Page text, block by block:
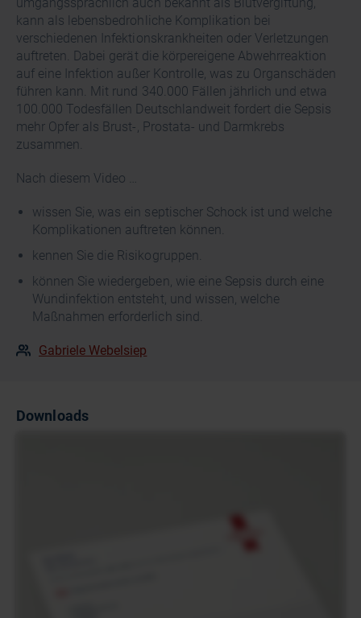
kann als lebensbedrohliche Komplikation bei
verschiedenen Infektionskrankheiten oder Verletzungen
auftreten. Dabei gerät die körpereigene Abwehrreaktion
auf eine Infektion außer Kontrolle, was zu Organschäden
führen kann. Mit rund 340.000 Fällen jährlich und etwa
100.000 Todesfällen Deutschlandweit fordert die Sepsis
mehr Opfer als Brust-, Prostata- und Darmkrebs
zusammen.
Nach diesem Video …
wissen Sie, was ein septischer Schock ist und welche
Komplikationen auftreten können.
kennen Sie die Risikogruppen.
können Sie wiedergeben, wie eine Sepsis durch eine
Wundinfektion entsteht, und wissen, welche
Maßnahmen erforderlich sind.
Gabriele Webelsiep
Downloads